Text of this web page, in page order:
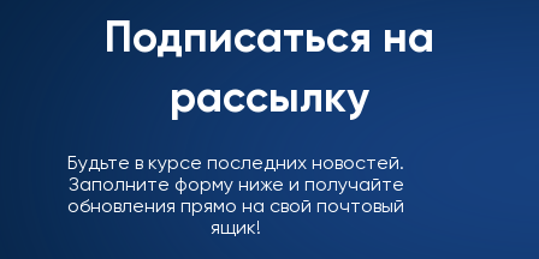
Подписаться на
рассылку
Будьте в курсе последних новостей.
Заполните форму ниже и получайте
обновления прямо на свой почтовый
ящик!